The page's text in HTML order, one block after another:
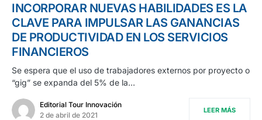
INCORPORAR NUEVAS HABILIDADES ES LA
CLAVE PARA IMPULSAR LAS GANANCIAS
DE PRODUCTIVIDAD EN LOS SERVICIOS
FINANCIEROS
Se espera que el uso de trabajadores externos por proyecto o
“gig” se expanda del 5% de la…
Editorial Tour Innovación
2 de abril de 2021
LEER MÁS